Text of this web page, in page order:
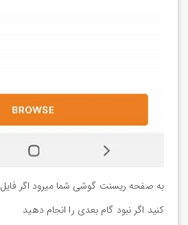
به صفحه ریسنت گوشی شما میرود اگر فایل
کنید اگر نبود گام بعدی را انجام دهید